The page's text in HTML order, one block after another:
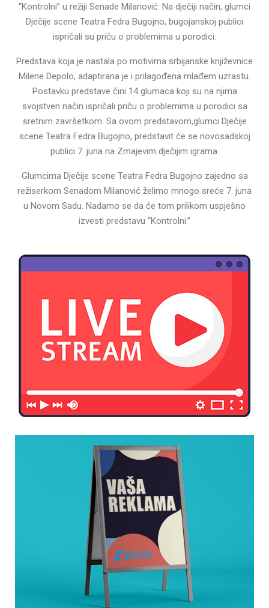
“Kontrolni” u režiji Senade Milanović. Na dječiji način, glumci
Dječije scene Teatra Fedra Bugojno, bugojanskoj publici
ispričali su priču o problemima u porodici.
Predstava koja je nastala po motivima srbijanske književnice
Milene Depolo, adaptirana je i prilagođena mlađem uzrastu.
Postavku predstave čini 14 glumaca koji su na njima
svojstven način ispričali priču o problemima u porodici sa
sretnim završetkom. Sa ovom predstavom,glumci Dječije
scene Teatra Fedra Bugojno, predstavit će se novosadskoj
publici 7. juna na Zmajevim dječijim igrama.
Glumcima Dječije scene Teatra Fedra Bugojno zajedno sa
režiserkom Senadom Milanović želimo mnogo sreće 7. juna
u Novom Sadu. Nadamo se da će tom prilikom uspješno
izvesti predstavu “Kontrolni.”